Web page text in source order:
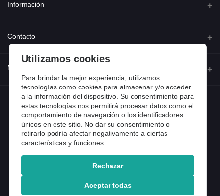
Información
Quienes somos
Preguntas frecuentes
Entradas de blog
Contacto
Calle Ferraz 42, Madrid
Teléfono
918 13 81 81
Email
info@tiendental.com
Mi cuenta
Iniciar sesión
Historial de pedidos
Mi lista de compra
Copyright 2025 © TienDental productos dentales, S.L..
Utilizamos cookies
Para brindar la mejor experiencia, utilizamos
tecnologías como cookies para almacenar y/o acceder
a la información del dispositivo. Su consentimiento para
estas tecnologías nos permitirá procesar datos como el
comportamiento de navegación o los identificadores
únicos en este sitio. No dar su consentimiento o
retirarlo podría afectar negativamente a ciertas
características y funciones.
Rechazar
Aceptar todas